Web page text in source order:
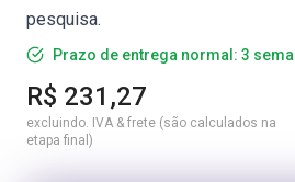
pesquisa.
Prazo de entrega normal: 3
R$ 231,27
excluindo. IVA & frete (são calculados na
etapa final)